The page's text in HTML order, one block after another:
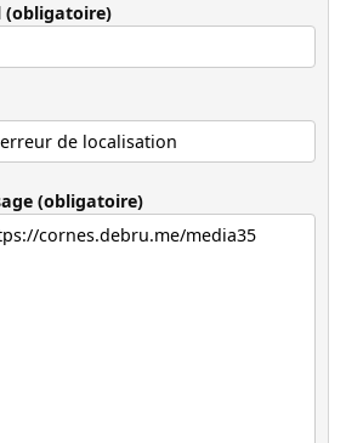
(obligatoire)
(obligatoire)